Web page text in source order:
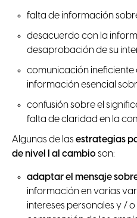
falta de información
desacuerdo con la
desaprobación de su
comunicación ineficiente
información esencial
confusión sobre el
falta de claridad en la
Algunas de las estrategias
de nivel I al cambioson:
adaptar el mensaje
información en varias
intereses personales y /